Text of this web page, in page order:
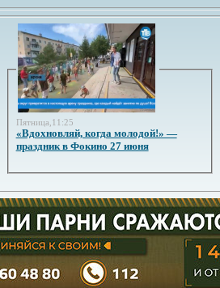
Пятница,11:25
«Вдохновляй, когда молодой!» —
праздник в Фокино 27 июня